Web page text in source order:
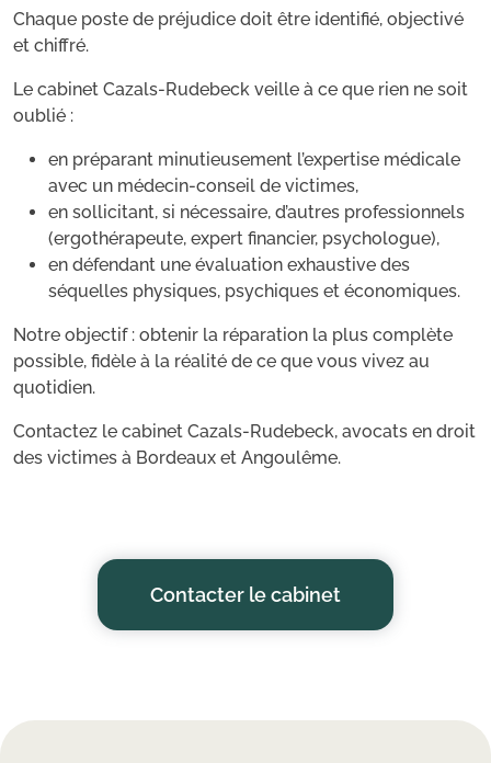
Chaque poste de préjudice doit être identifié, objectivé
et chiffré.
Le cabinet Cazals-Rudebeck veille à ce que rien ne soit
oublié :
en préparant minutieusement l’expertise médicale
avec un médecin-conseil de victimes,
en sollicitant, si nécessaire, d’autres professionnels
(ergothérapeute, expert financier, psychologue),
en défendant une évaluation exhaustive des
séquelles physiques, psychiques et économiques.
Notre objectif : obtenir la réparation la plus complète
possible, fidèle à la réalité de ce que vous vivez au
quotidien.
Contactez le cabinet Cazals-Rudebeck, avocats en droit
des victimes à Bordeaux et Angoulême.
Contacter le cabinet